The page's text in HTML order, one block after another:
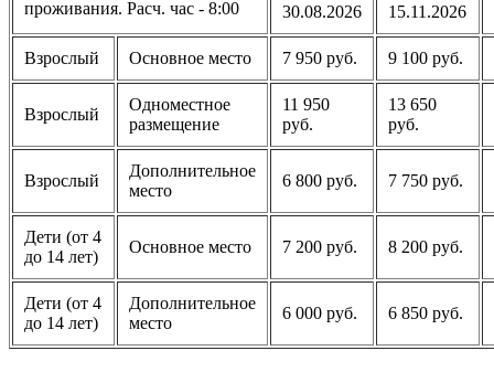
проживания. Расч. час - 8:00
30.08.2026 15.11.2026
Взрослый Основное место 7 950 руб. 9 100 руб.
Взрослый
Одноместное
размещение
11 950
руб.
13 650
руб.
Взрослый
Дополнительное
место
6 800 руб. 7 750 руб.
Дети (от 4
до 14 лет)
Основное место 7 200 руб. 8 200 руб.
Дети (от 4
до 14 лет)
Дополнительное
место
6 000 руб. 6 850 руб.